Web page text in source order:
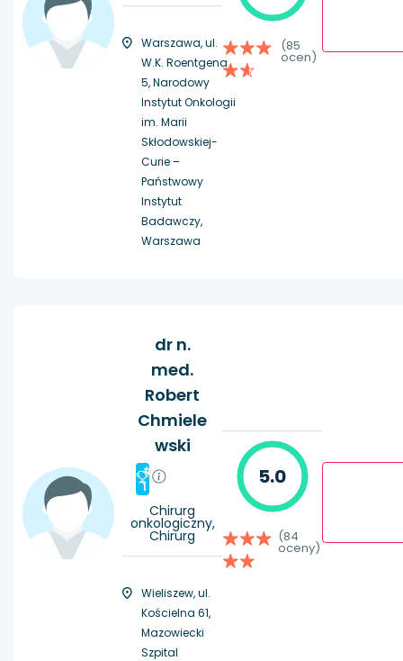
Warszawa, ul.
W.K. Roentgena
5, Narodowy
Instytut Onkologii
im. Marii
Skłodowskiej-
Curie –
Państwowy
Instytut
Badawczy,
Warszawa
(85
ocen)
dr n.
med.
Robert
Chmiele
wski
#
1
Chirurg
onkologiczny,
Chirurg
Wieliszew, ul.
Kościelna 61,
Mazowiecki
Szpital
5.0
(84
oceny)